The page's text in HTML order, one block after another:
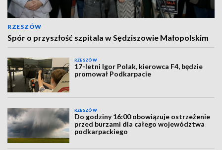
RZESZÓW
Spór o przyszłość szpitala w Sędziszowie Małopolskim
RZESZÓW
17-letni Igor Polak, kierowca F4, będzie
promował Podkarpacie
RZESZÓW
Do godziny 16:00 obowiązuje ostrzeżenie
przed burzami dla całego województwa
podkarpackiego